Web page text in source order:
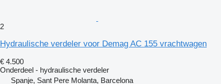
2
Hydraulische verdeler voor Demag AC 155 vrachtwagen
€ 4.500
Onderdeel - hydraulische verdeler
Spanje, Sant Pere Molanta, Barcelona